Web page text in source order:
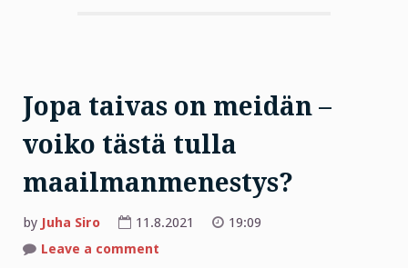
Jopa taivas on meidän –
voiko tästä tulla
maailmanmenestys?
by Juha Siro 11.8.2021
19:09
Leave a comment